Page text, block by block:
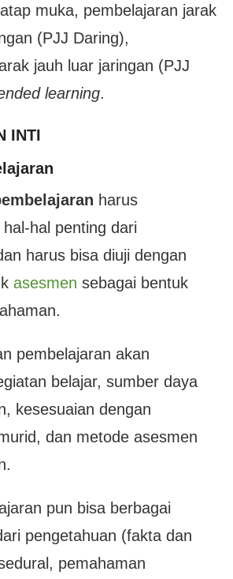
muka, pembelajaran jarak
(PJJ Daring),
jauh luar jaringan (PJJ
learning.
INTI
harus
hal penting dari
harus bisa diuji dengan
asesmen sebagai bentuk
pembelajaran akan
belajar, sumber daya
kesesuaian dengan
dan metode asesmen
pun bisa berbagai
pengetahuan (fakta dan
pemahaman